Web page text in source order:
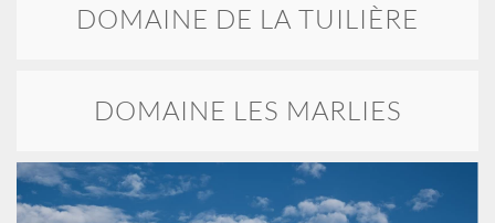
DOMAINE DE LA TUILIÈRE
DOMAINE LES MARLIES